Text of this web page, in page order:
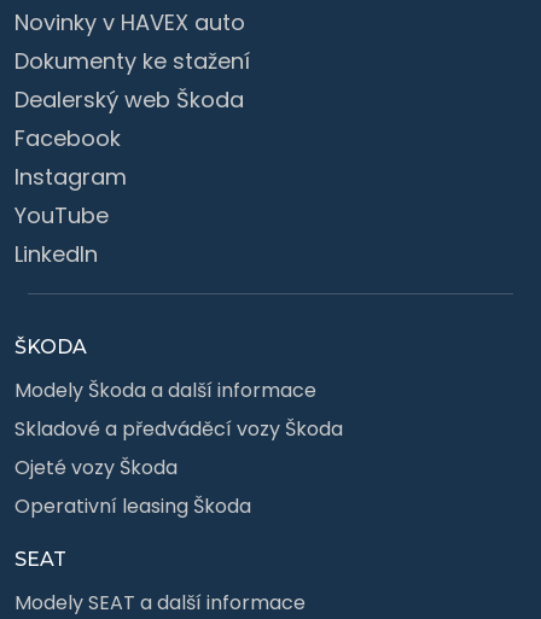
Novinky v HAVEX auto
Dokumenty ke stažení
Dealerský web Škoda
Facebook
Instagram
YouTube
LinkedIn
ŠKODA
Modely Škoda a další informace
Skladové a předváděcí vozy Škoda
Ojeté vozy Škoda
Operativní leasing Škoda
SEAT
Modely SEAT a další informace